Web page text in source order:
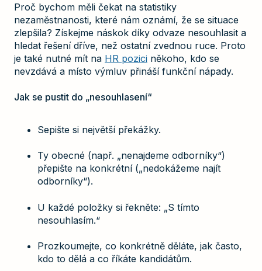
Proč bychom měli čekat na statistiky
nezaměstnanosti, které nám oznámí, že se situace
zlepšila? Získejme náskok díky odvaze nesouhlasit a
hledat řešení dříve, než ostatní zvednou ruce. Proto
je také nutné mít na HR pozici někoho, kdo se
nevzdává a místo výmluv přináší funkční nápady.
Jak se pustit do „nesouhlasení“
Sepište si největší překážky.
Ty obecné (např. „nenajdeme odborníky“)
přepište na konkrétní („nedokážeme najít
odborníky“).
U každé položky si řekněte: „S tímto
nesouhlasím.“
Prozkoumejte, co konkrétně děláte, jak často,
kdo to dělá a co říkáte kandidátům.